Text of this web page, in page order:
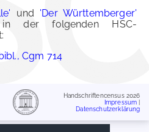
und 'Der Württemberger'
in der folgenden HSC-
Cgm 714
Handschriftencensus 2026
Impressum
Datenschutzerklärung